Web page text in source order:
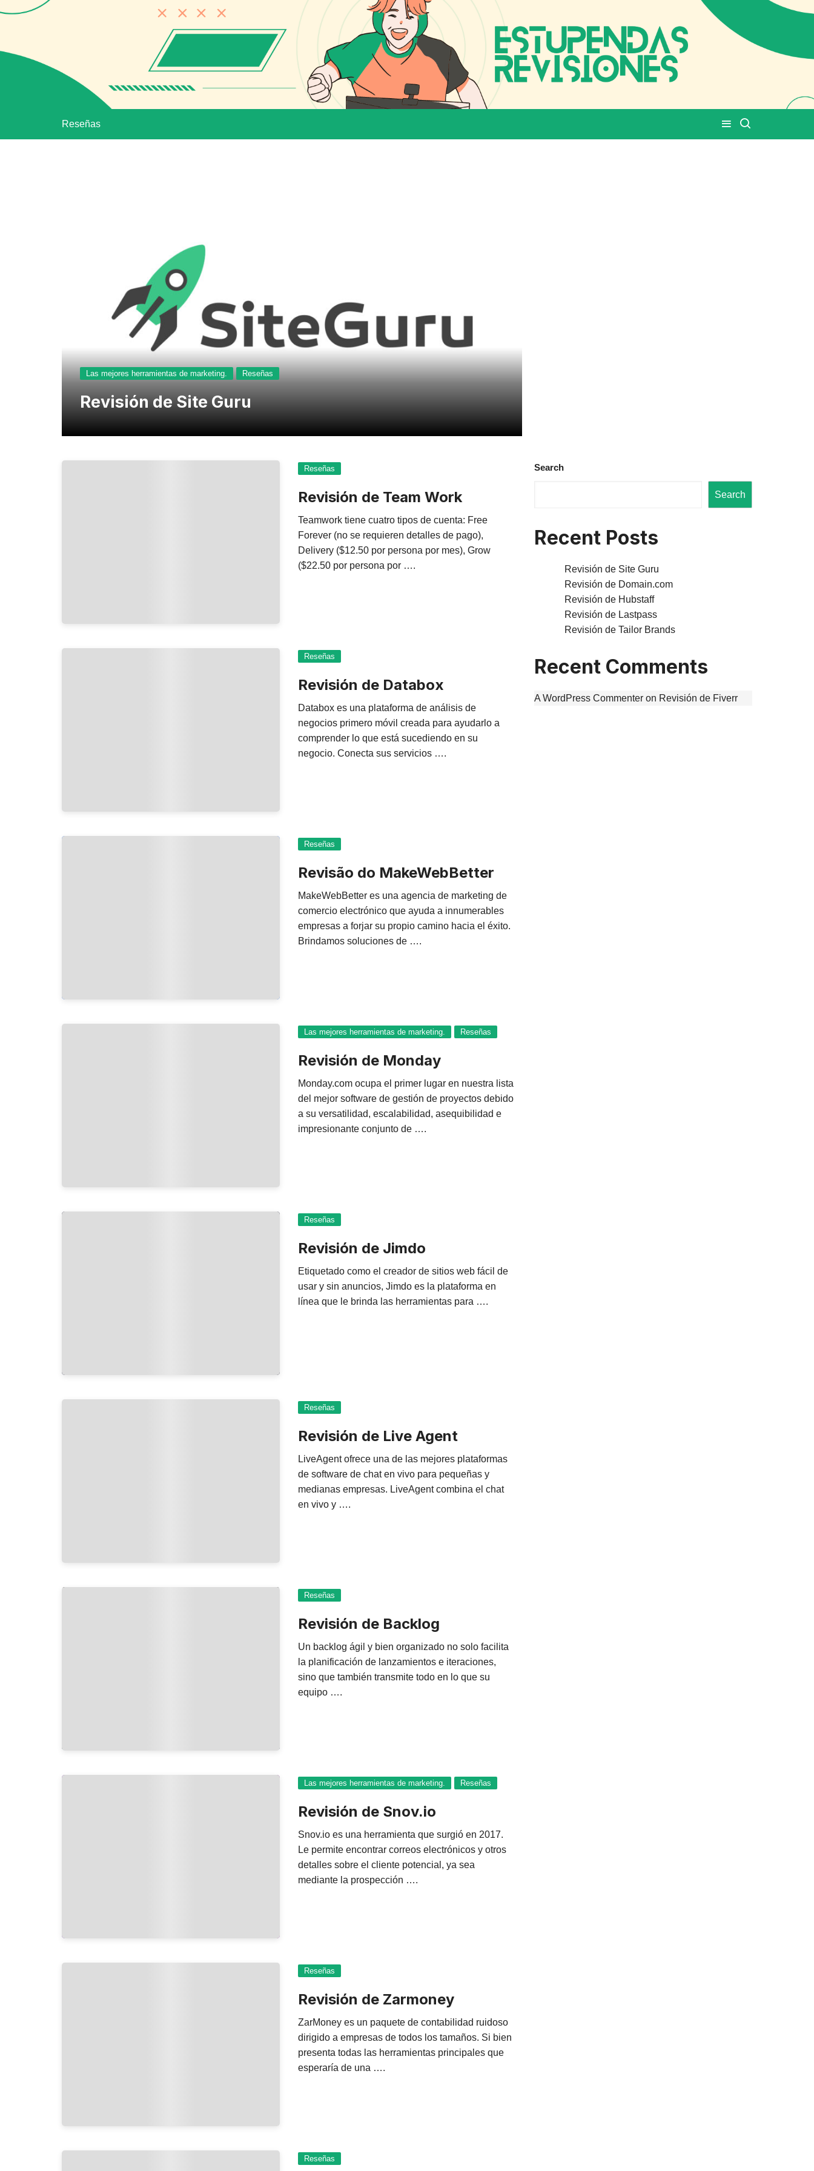
Reseñas
Las mejores herramientas de marketing. Reseñas
Revisión de Site Guru
Reseñas
Revisión de Team Work
Teamwork tiene cuatro tipos de cuenta: Free
Forever (no se requieren detalles de pago),
Delivery ($12.50 por persona por mes), Grow
($22.50 por persona por ….
Reseñas
Revisión de Databox
Databox es una plataforma de análisis de
negocios primero móvil creada para ayudarlo a
comprender lo que está sucediendo en su
negocio. Conecta sus servicios ….
Reseñas
Revisão do MakeWebBetter
MakeWebBetter es una agencia de marketing de
comercio electrónico que ayuda a innumerables
empresas a forjar su propio camino hacia el éxito.
Brindamos soluciones de ….
Las mejores herramientas de marketing. Reseñas
Revisión de Monday
Monday.com ocupa el primer lugar en nuestra lista
del mejor software de gestión de proyectos debido
a su versatilidad, escalabilidad, asequibilidad e
impresionante conjunto de ….
Reseñas
Revisión de Jimdo
Etiquetado como el creador de sitios web fácil de
usar y sin anuncios, Jimdo es la plataforma en
línea que le brinda las herramientas para ….
Reseñas
Revisión de Live Agent
LiveAgent ofrece una de las mejores plataformas
de software de chat en vivo para pequeñas y
medianas empresas. LiveAgent combina el chat
en vivo y ….
Reseñas
Revisión de Backlog
Un backlog ágil y bien organizado no solo facilita
la planificación de lanzamientos e iteraciones,
sino que también transmite todo en lo que su
equipo ….
Las mejores herramientas de marketing. Reseñas
Revisión de Snov.io
Snov.io es una herramienta que surgió en 2017.
Le permite encontrar correos electrónicos y otros
detalles sobre el cliente potencial, ya sea
mediante la prospección ….
Reseñas
Revisión de Zarmoney
ZarMoney es un paquete de contabilidad ruidoso
dirigido a empresas de todos los tamaños. Si bien
presenta todas las herramientas principales que
esperaría de una ….
Reseñas
Search
Search
Recent Posts
Revisión de Site Guru
Revisión de Domain.com
Revisión de Hubstaff
Revisión de Lastpass
Revisión de Tailor Brands
Recent Comments
A WordPress Commenter on Revisión de Fiverr